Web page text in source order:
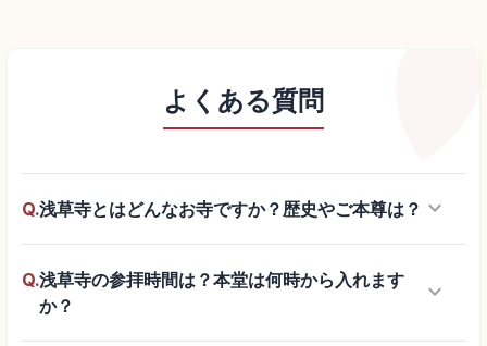
よくある質問
Q.浅草寺とはどんなお寺ですか？歴史やご本尊は？ keyboard_arrow_down
Q.浅草寺の参拝時間は？本堂は何時から入れます
か？
keyboard_arrow_down